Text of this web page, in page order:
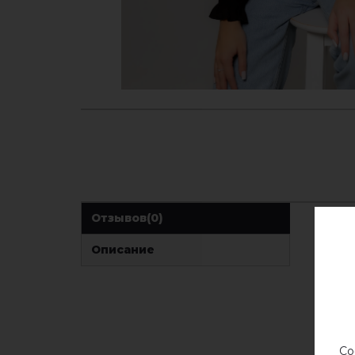
Отзывов(0)
Описание